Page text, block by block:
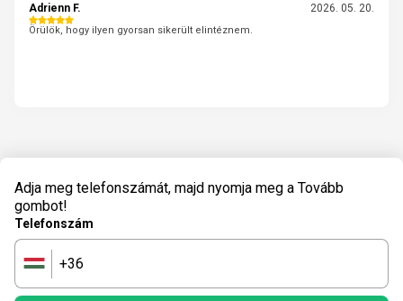
Adrienn F.
2026. 05. 20.
Örülök, hogy ilyen gyorsan sikerült elintéznem.
Adja meg telefonszámát, majd nyomja meg a Tovább
gombot!
Telefonszám
🇭🇺 +36